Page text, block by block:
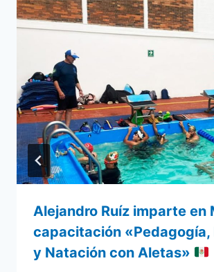
Alejandro Ruíz imparte en
capacitación «Pedagogía,
y Natación con Aletas»